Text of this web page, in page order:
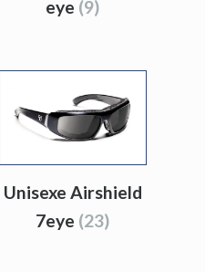
eye (9)
Unisexe Airshield
7eye (23)